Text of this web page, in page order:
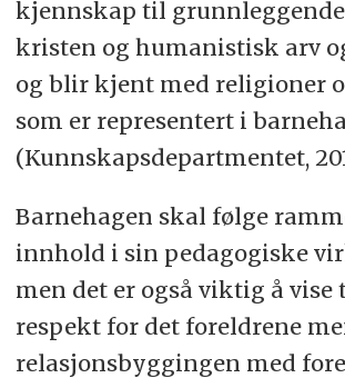
kjennskap til
kristen og humanistisk arv
og blir kjent med religioner
som er representert i
(Kunnskapsdepartmentet,
Barnehagen skal følge
innhold i sin pedagogiske
men det er også viktig å vise
respekt for det foreldrene
relasjonsbyggingen med